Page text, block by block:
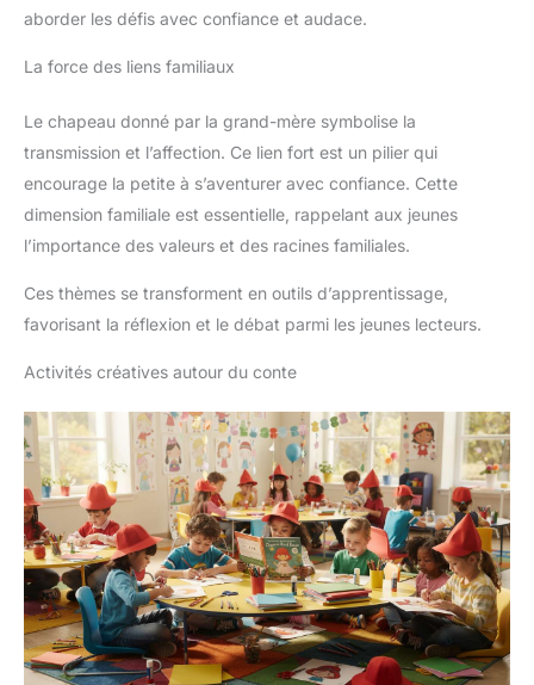
aborder les défis avec confiance et audace.
La force des liens familiaux
Le chapeau donné par la grand-mère symbolise la
transmission et l’affection. Ce lien fort est un pilier qui
encourage la petite à s’aventurer avec confiance. Cette
dimension familiale est essentielle, rappelant aux jeunes
l’importance des valeurs et des racines familiales.
Ces thèmes se transforment en outils d’apprentissage,
favorisant la réflexion et le débat parmi les jeunes lecteurs.
Activités créatives autour du conte